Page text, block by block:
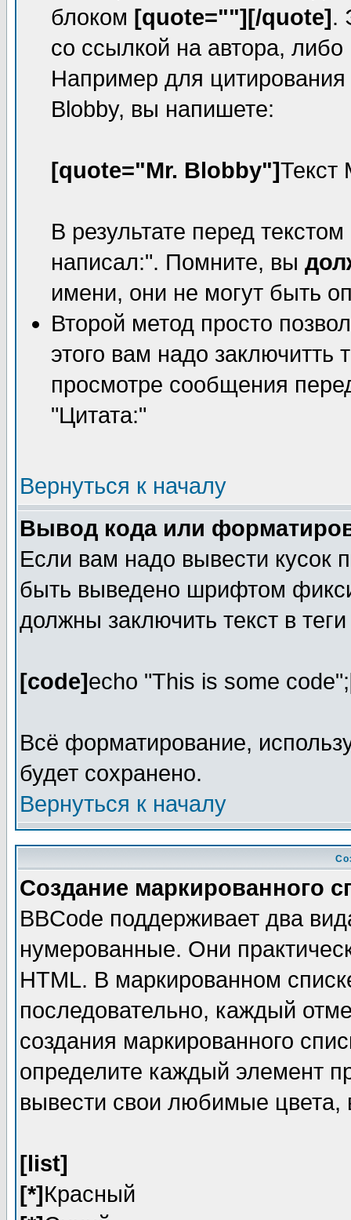
блоком [quote=""][/quote].
со ссылкой на автора,
Например для цитирования
Blobby, вы напишете:
[quote="Mr. Blobby"]Текст
В результате перед
написал:". Помните, вы
имени, они не могут быть
Второй метод просто
этого вам надо заключитть
просмотре сообщения
"Цитата:"
Вернуться к началу
Вывод кода или
Если вам надо вывести кусок
быть выведено шрифтом
должны заключить текст в
[code]echo "This is some code";
Всё форматирование,
будет сохранено.
Вернуться к началу
Создание маркированного
BBCode поддерживает два
нумерованные. Они
HTML. В маркированном
последовательно, каждый
создания маркированного
определите каждый элемент
вывести свои любимые цвета,
[list]
[*]Красный